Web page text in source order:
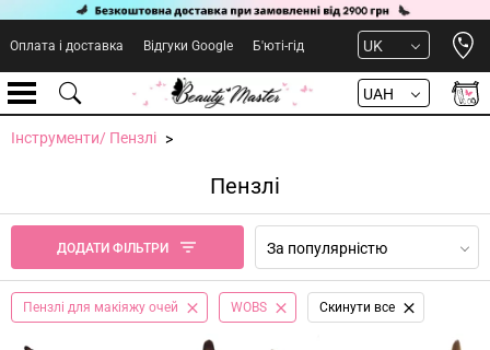
Оплата і доставка Відгуки Google Б'юті-гід UK
UAH
Інструменти/ Пензлі
Пензлі
ДОДАТИ ФІЛЬТРИ За популярністю
Пензлі для макіяжу очей WOBS Cкинути все